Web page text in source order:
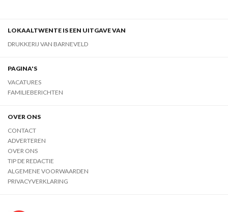
LOKAALTWENTE IS EEN UITGAVE VAN
DRUKKERIJ VAN BARNEVELD
PAGINA'S
VACATURES
FAMILIEBERICHTEN
OVER ONS
CONTACT
ADVERTEREN
OVER ONS
TIP DE REDACTIE
ALGEMENE VOORWAARDEN
PRIVACYVERKLARING